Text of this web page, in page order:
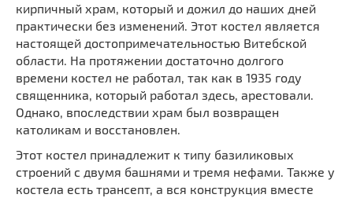
Кладбище
Культурные центры
Театры
Галереи
Концертные залы
кирпичный храм, который и дожил до наших дней
практически без изменений. Этот костел является
настоящей достопримечательностью Витебской
области. На протяжении достаточно долгого
времени костел не работал, так как в 1935 году
священника, который работал здесь, арестовали.
Однако, впоследствии храм был возвращен
католикам и восстановлен.
Этот костел принадлежит к типу базиликовых
строений с двумя башнями и тремя нефами. Также у
костела есть трансепт, а вся конструкция вместе